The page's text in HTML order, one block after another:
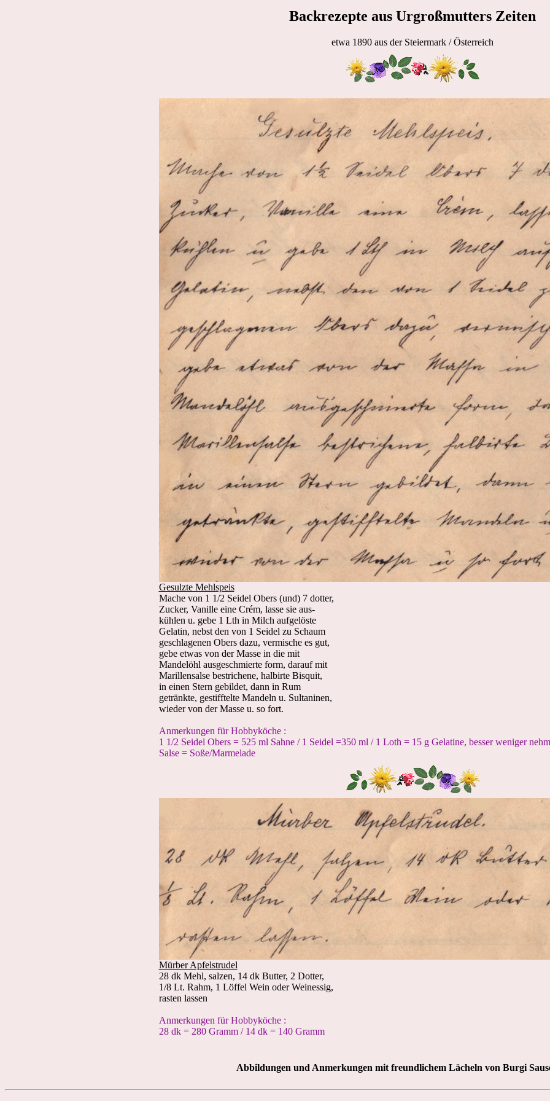
Backrezepte aus Urgroßmutters Zeiten
etwa 1890 aus der Steiermark / Österreich
Gesulzte Mehlspeis
Mache von 1 1/2 Seidel Obers (und) 7 dotter,
Zucker, Vanille eine Crém, lasse sie aus-
kühlen u. gebe 1 Lth in Milch aufgelöste
Gelatin, nebst den von 1 Seidel zu Schaum
geschlagenen Obers dazu, vermische es gut,
gebe etwas von der Masse in die mit
Mandelöhl ausgeschmierte form, darauf mit
Marillensalse bestrichene, halbirte Bisquit,
in einen Stern gebildet, dann in Rum
getränkte, gestifftelte Mandeln u. Sultaninen,
wieder von der Masse u. so fort.
Anmerkungen für Hobbyköche :
1 1/2 Seidel Obers = 525 ml Sahne / 1 Seidel =350 ml / 1 Loth = 15 g Gelatine, besser weniger
Salse = Soße/Marmelade
Mürber Apfelstrudel
28 dk Mehl, salzen, 14 dk Butter, 2 Dotter,
1/8 Lt. Rahm, 1 Löffel Wein oder Weinessig,
rasten lassen
Anmerkungen für Hobbyköche :
28 dk = 280 Gramm / 14 dk = 140 Gramm
Abbildungen und Anmerkungen mit freundlichem Lächeln von Burgi